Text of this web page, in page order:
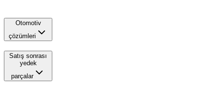
Otomotiv
çözümleri
Satış sonrası
yedek
parçalar